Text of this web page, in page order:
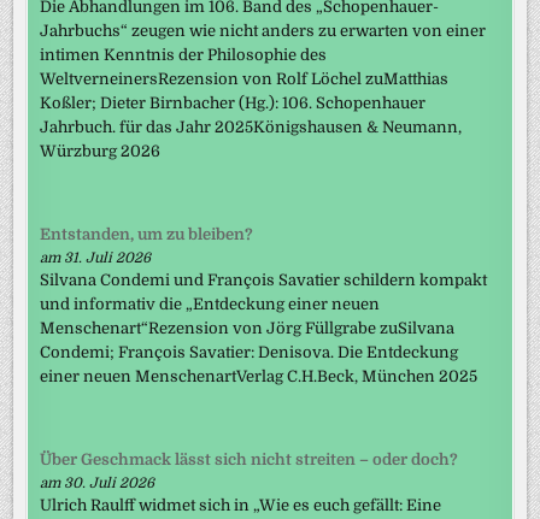
Die Abhandlungen im 106. Band des „Schopenhauer-
Jahrbuchs“ zeugen wie nicht anders zu erwarten von einer
intimen Kenntnis der Philosophie des
WeltverneinersRezension von Rolf Löchel zuMatthias
Koßler; Dieter Birnbacher (Hg.): 106. Schopenhauer
Jahrbuch. für das Jahr 2025Königshausen & Neumann,
Würzburg 2026
Entstanden, um zu bleiben?
am 31. Juli 2026
Silvana Condemi und François Savatier schildern kompakt
und informativ die „Entdeckung einer neuen
Menschenart“Rezension von Jörg Füllgrabe zuSilvana
Condemi; François Savatier: Denisova. Die Entdeckung
einer neuen MenschenartVerlag C.H.Beck, München 2025
Über Geschmack lässt sich nicht streiten – oder doch?
am 30. Juli 2026
Ulrich Raulff widmet sich in „Wie es euch gefällt: Eine